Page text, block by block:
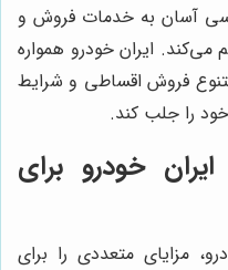
آسان به خدمات فروش و
ایران خودرو همواره
فروش اقساطی و شرایط
را جلب کند.
خودرو برای
مزایای متعددی را برای